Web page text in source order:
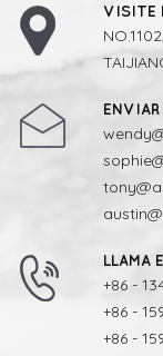
VISITE
LLAMA
+86 -
+86 -
+86 -